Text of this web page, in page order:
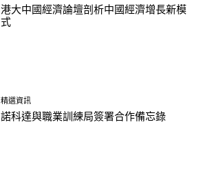
港大中國經濟論壇剖析中國經濟增長新模
式
精選資訊
諾科達與職業訓練局簽署合作備忘錄